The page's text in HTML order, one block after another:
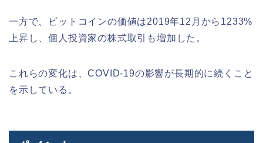
一方で、ビットコインの価値は2019年12月から1233%
上昇し、個人投資家の株式取引も増加した。
これらの変化は、COVID-19の影響が長期的に続くこと
を示している。